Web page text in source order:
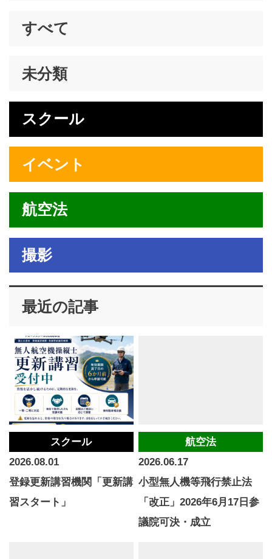
すべて
未分類
スクール
イベント
航空法
撮影
最近の記事
スクール
2026.08.01
登録更新講習機関「更新講
習スタート」
航空法
2026.06.17
小型無人機等飛行禁止法
「改正」2026年6月17日参
議院可決・成立